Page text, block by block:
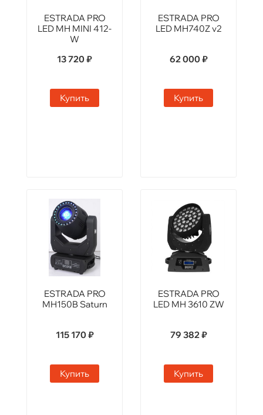
ESTRADA PRO
LED MH MINI 412-
W
13 720 ₽
Купить
ESTRADA PRO
LED MH740Z v2
62 000 ₽
Купить
ESTRADA PRO
MH150B Saturn
115 170 ₽
Купить
ESTRADA PRO
LED MH 3610 ZW
79 382 ₽
Купить